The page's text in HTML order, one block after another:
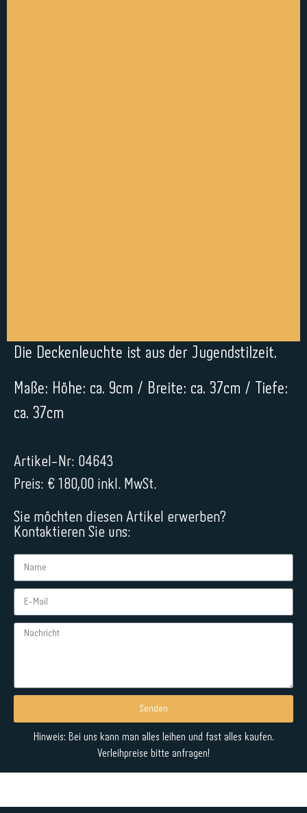
Die Deckenleuchte ist aus der Jugendstilzeit.
Maße: Höhe: ca. 9cm / Breite: ca. 37cm / Tiefe:
ca. 37cm
Artikel-Nr: 04643
Preis: € 180,00 inkl. MwSt.
Sie möchten diesen Artikel erwerben?
Kontaktieren Sie uns:
Senden
Alternative:
Hinweis: Bei uns kann man alles leihen und fast alles kaufen.
Verleihpreise bitte anfragen!